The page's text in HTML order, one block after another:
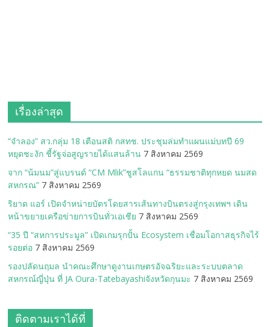
เรื่องล่าสุด
“จำลอง” สว.กลุ่ม 18 เตือนสติ กสทช. ประชุมล่มทำแผนแม่บทปี 69
หยุดชะงัก ชี้รัฐจ่อสูญรายได้แสนล้าน 7 สิงหาคม 2569
จาก “น้มนม”สู่แบรนด์ “CM Mlik”ชูสโลแกน “ธรรมชาติทุกหยด นมสด
สหกรณ” 7 สิงหาคม 2569
ริยาด แอร์ เปิดจำหน่ายบัตรโดยสารเส้นทางบินตรงสู่กรุงเทพฯ เดิน
หน้าขยายเครือข่ายการบินทั่วเอเชีย 7 สิงหาคม 2569
“35 ปี “สหการประมูล” เปิดเกมรุกปั้น Ecosystem เชื่อมโอกาสธุรกิจไร้
รอยต่อ 7 สิงหาคม 2569
รองปลัดนฤมล นำคณะศึกษาดูงานเกษตรอัจฉริยะและระบบตลาด
สหกรณ์ญี่ปุ่น ที่ JA Oura-Tatebayashiจังหวัดกุนมะ 7 สิงหาคม 2569
ติดตามเราได้ที่